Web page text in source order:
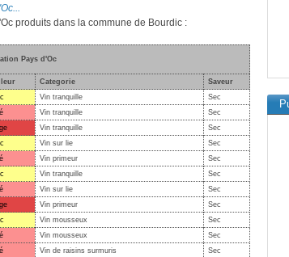
produits dans la commune de Bourdic :
Pays d'Oc
Categorie
Saveur
Vin tranquille
Sec
Vin tranquille
Sec
Vin tranquille
Sec
Vin sur lie
Sec
Vin primeur
Sec
Vin tranquille
Sec
Vin sur lie
Sec
Vin primeur
Sec
Vin mousseux
Sec
Vin mousseux
Sec
Vin de raisins surmuris
Sec